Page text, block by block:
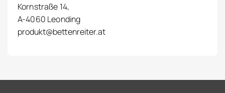
Kornstraße 14,
A-4060 Leonding
produkt@bettenreiter.at